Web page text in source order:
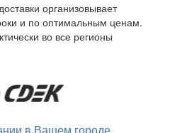
организовывает
и по оптимальным ценам.
во все регионы